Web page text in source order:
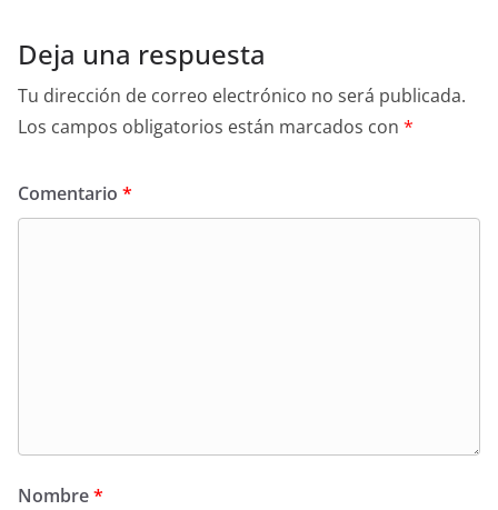
Deja una respuesta
Tu dirección de correo electrónico no será publicada.
Los campos obligatorios están marcados con *
Comentario *
Nombre*